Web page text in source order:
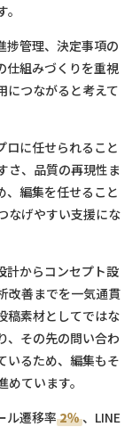
管理、決定事項の
仕組みづくりを重視
につながると考えて
に任せられること
さ、品質の再現性ま
、編集を任せること
なげやすい支援にな
計からコンセプト設
改善までを一気通貫
稿素材としてではな
、その先の問い合わ
いるため、編集もそ
ています。
ル遷移率 2％ 、LINE